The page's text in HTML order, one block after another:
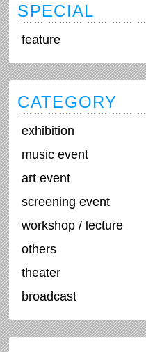
SPECIAL
feature
CATEGORY
exhibition
music event
art event
screening event
workshop / lecture
others
theater
broadcast